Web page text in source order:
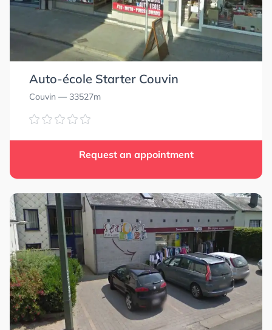
Auto-école Starter Couvin
Couvin — 33527m
Request an appointment